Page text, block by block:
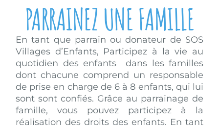
PARRAINEZ UNE FAMILLE
En tant que parrain ou donateur de SOS
Villages d’Enfants, Participez à la vie au
quotidien des enfants dans les familles
dont chacune comprend un responsable
de prise en charge de 6 à 8 enfants, qui lui
sont sont confiés. Grâce au parrainage de
famille, vous pouvez participez à la
réalisation des droits des enfants. En tant